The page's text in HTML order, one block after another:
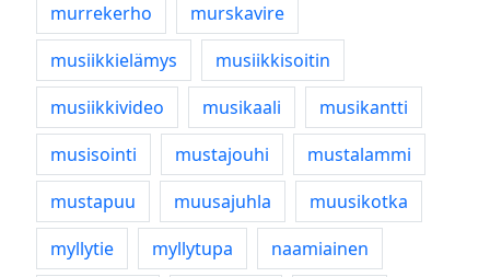
murrekerho
murskavire
musiikkielämys
musiikkisoitin
musiikkivideo
musikaali
musikantti
musisointi
mustajouhi
mustalammi
mustapuu
muusajuhla
muusikotka
myllytie
myllytupa
naamiainen